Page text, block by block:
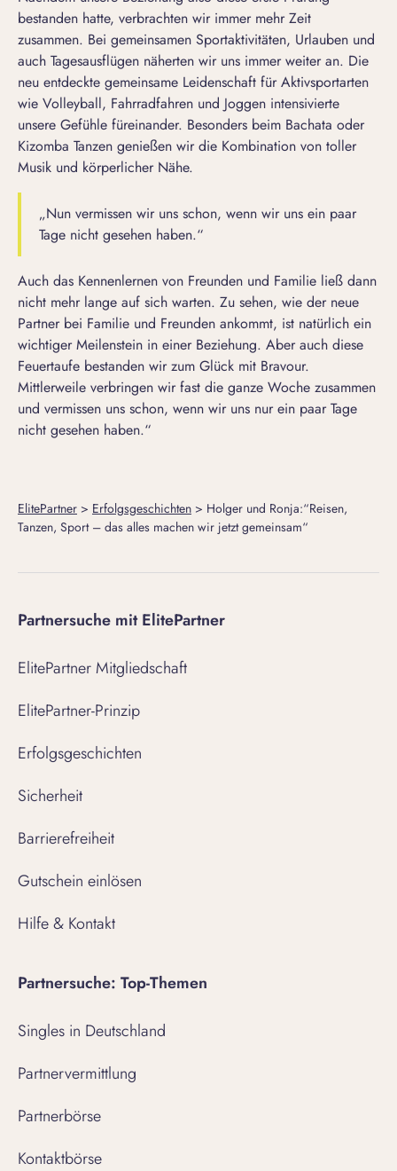
bestanden hatte, verbrachten wir immer mehr Zeit
zusammen. Bei gemeinsamen Sportaktivitäten, Urlauben und
auch Tagesausflügen näherten wir uns immer weiter an. Die
neu entdeckte gemeinsame Leidenschaft für Aktivsportarten
wie Volleyball, Fahrradfahren und Joggen intensivierte
unsere Gefühle füreinander. Besonders beim Bachata oder
Kizomba Tanzen genießen wir die Kombination von toller
Musik und körperlicher Nähe.
„Nun vermissen wir uns schon, wenn wir uns ein paar
Tage nicht gesehen haben.“
Auch das Kennenlernen von Freunden und Familie ließ dann
nicht mehr lange auf sich warten. Zu sehen, wie der neue
Partner bei Familie und Freunden ankommt, ist natürlich ein
wichtiger Meilenstein in einer Beziehung. Aber auch diese
Feuertaufe bestanden wir zum Glück mit Bravour.
Mittlerweile verbringen wir fast die ganze Woche zusammen
und vermissen uns schon, wenn wir uns nur ein paar Tage
nicht gesehen haben.“
ElitePartner > Erfolgsgeschichten > Holger und Ronja:“Reisen,
Tanzen, Sport – das alles machen wir jetzt gemeinsam“
Partnersuche mit ElitePartner
ElitePartner Mitgliedschaft
ElitePartner-Prinzip
Erfolgsgeschichten
Sicherheit
Barrierefreiheit
Gutschein einlösen
Hilfe & Kontakt
Partnersuche: Top-Themen
Singles in Deutschland
Partnervermittlung
Partnerbörse
Kontaktbörse